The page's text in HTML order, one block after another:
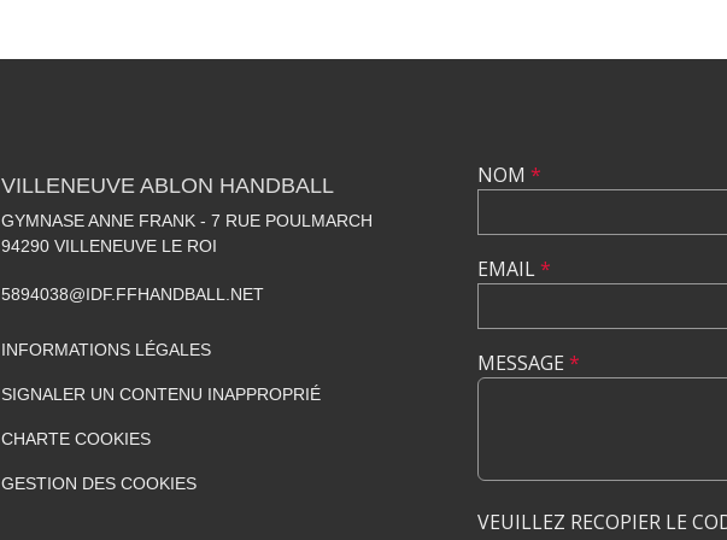
VILLENEUVE ABLON HANDBALL
GYMNASE ANNE FRANK - 7 RUE POULMARCH
94290 VILLENEUVE LE ROI
5894038@IDF.FFHANDBALL.NET
INFORMATIONS LÉGALES
SIGNALER UN CONTENU INAPPROPRIÉ
CHARTE COOKIES
GESTION DES COOKIES
NOM *
EMAIL*
MESSAGE *
VEUILLEZ RECOPIER LE